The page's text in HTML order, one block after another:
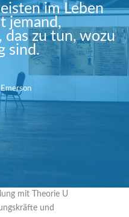
im Leben
jemand,
das zu tun, wozu
sind.
mit Theorie U
und